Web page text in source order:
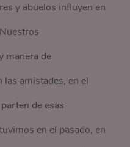
y abuelos influyen en
manera de
amistades, en el
de esas
en el pasado, en